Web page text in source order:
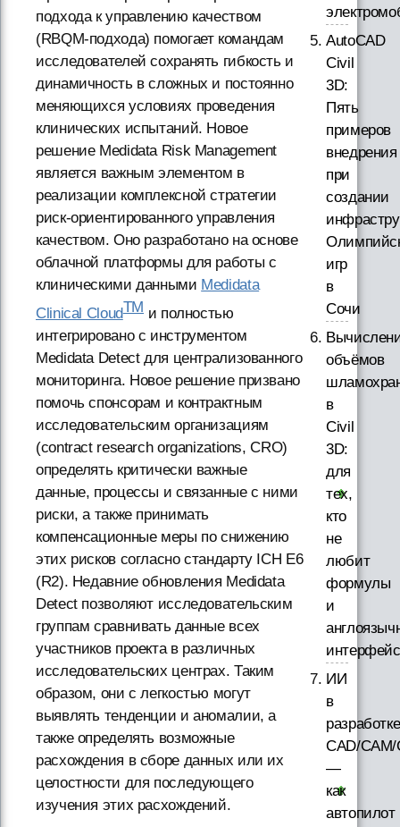
подхода к управлению качеством
(RBQM-подхода) помогает командам
исследователей сохранять гибкость и
динамичность в сложных и постоянно
меняющихся условиях проведения
клинических испытаний. Новое
решение Medidata Risk Management
является важным элементом в
реализации комплексной стратегии
риск-ориентированного управления
качеством. Оно разработано на основе
облачной платформы для работы с
клиническими данными Medidata
Clinical CloudTM и полностью
интегрировано с инструментом
Medidata Detect для централизованного
мониторинга. Новое решение призвано
помочь спонсорам и контрактным
исследовательским организациям
(contract research organizations, CRO)
определять критически важные
данные, процессы и связанные с ними
риски, а также принимать
компенсационные меры по снижению
этих рисков согласно стандарту ICH E6
(R2). Недавние обновления Medidata
Detect позволяют исследовательским
группам сравнивать данные всех
участников проекта в различных
исследовательских центрах. Таким
образом, они с легкостью могут
выявлять тенденции и аномалии, а
также определять возможные
расхождения в сборе данных или их
целостности для последующего
изучения этих расхождений.
AutoCAD
Civil
3D:
Пять
примеров
внедрения
при
создании
игр
в
Сочи
объёмов
в
Civil
3D:
для
тех,
кто
не
любит
формулы
и
ИИ
в
разработке
CAD/
—
как
автопилот